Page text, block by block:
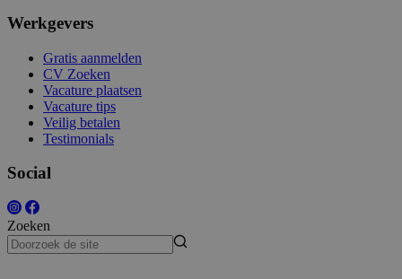
Werkgevers
Gratis aanmelden
CV Zoeken
Vacature plaatsen
Vacature tips
Veilig betalen
Testimonials
Social
Zoeken